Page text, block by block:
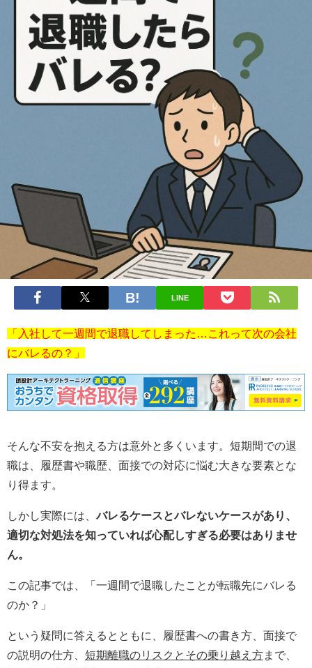
LINE
「入社して一週間で退職してしまった…これって次の会社
にバレるの？」
そんな不安を抱える方は意外と多くいます。短期間での退
職は、履歴書や職歴、面接での対応に悩む大きな要素とな
り得ます。
しかし実際には、 バレるケースとバレないケースがあり、
適切な対処法を知っていれば心配しすぎる必要はありませ
ん。
この記事では、「一週間で退職したことが転職先にバレる
のか？」
という疑問に答えるとともに、履歴書への書き方、面接で
の説明の仕方、 短期離職のリスクとその乗り越え方まで、